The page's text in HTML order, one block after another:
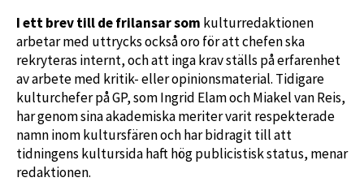
I ett brev till de frilansar som kulturredaktionen
arbetar med uttrycks också oro för att chefen ska
rekryteras internt, och att inga krav ställs på erfarenhet
av arbete med kritik- eller opinionsmaterial. Tidigare
kulturchefer på GP, som Ingrid Elam och Miakel van Reis,
har genom sina akademiska meriter varit respekterade
namn inom kultursfären och har bidragit till att
tidningens kultursida haft hög publicistisk status, menar
redaktionen.